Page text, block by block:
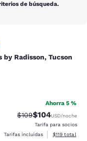
de búsqueda.
Radisson,
Radisson, Tucson
Excelente. 391 reseñas
Ahorra 5 %
Precio tachado:
$109Precio con
$104USD/noche
Tarifa para socios
Tarifas incluidas
Ver detalles
$119 total